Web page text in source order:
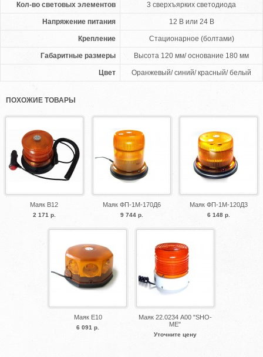
Кол-во световых элементов 3 сверхъярких светодиода
Напряжение питания 12 В или 24 В
Крепление Стационарное (болтами)
Габаритные размеры Высота 120 мм/ основание 180 мм
Цвет Оранжевый/ синий/ красный/ белый
ПОХОЖИЕ ТОВАРЫ
Маяк B12
2 171 р.
Маяк ФП-1М-170Д6
9 744 р.
Маяк ФП-1М-120Д3
6 148 р.
Маяк E10
6 091 р.
Маяк 22.0234 А00 "SHO-
ME"
Уточните цену